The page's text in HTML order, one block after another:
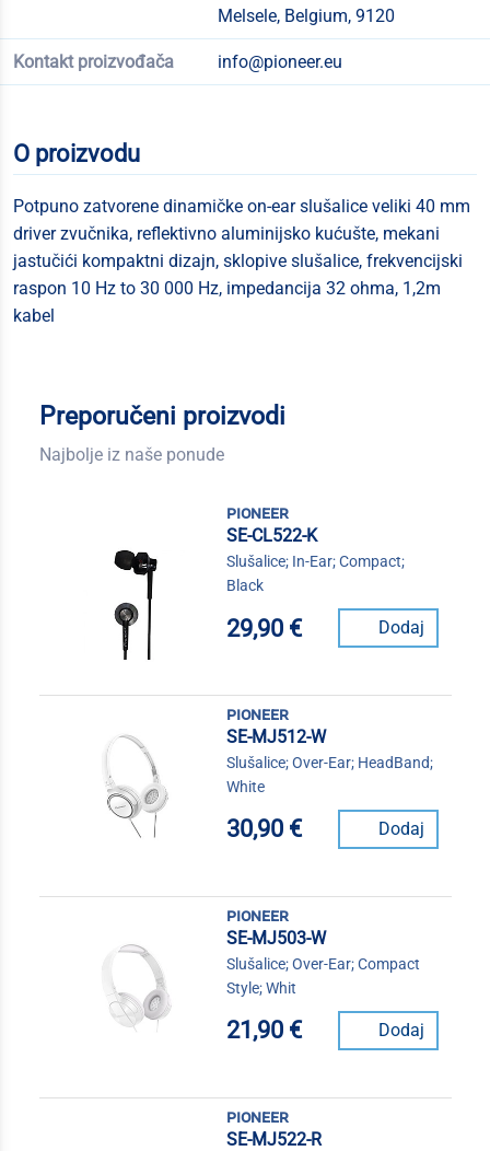
Melsele, Belgium, 9120
Kontakt proizvođača info@pioneer.eu
O proizvodu
Potpuno zatvorene dinamičke on-ear slušalice veliki 40 mm
driver zvučnika, reflektivno aluminijsko kućušte, mekani
jastučići kompaktni dizajn, sklopive slušalice, frekvencijski
raspon 10 Hz to 30 000 Hz, impedancija 32 ohma, 1,2m
kabel
Preporučeni proizvodi
Najbolje iz naše ponude
pioneer
SE-CL522-K
Slušalice; In-Ear; Compact;
Black
29,90 € Dodaj
pioneer
SE-MJ512-W
Slušalice; Over-Ear; HeadBand;
White
30,90 € Dodaj
pioneer
SE-MJ503-W
Slušalice; Over-Ear; Compact
Style; Whit
21,90 € Dodaj
pioneer
SE-MJ522-R